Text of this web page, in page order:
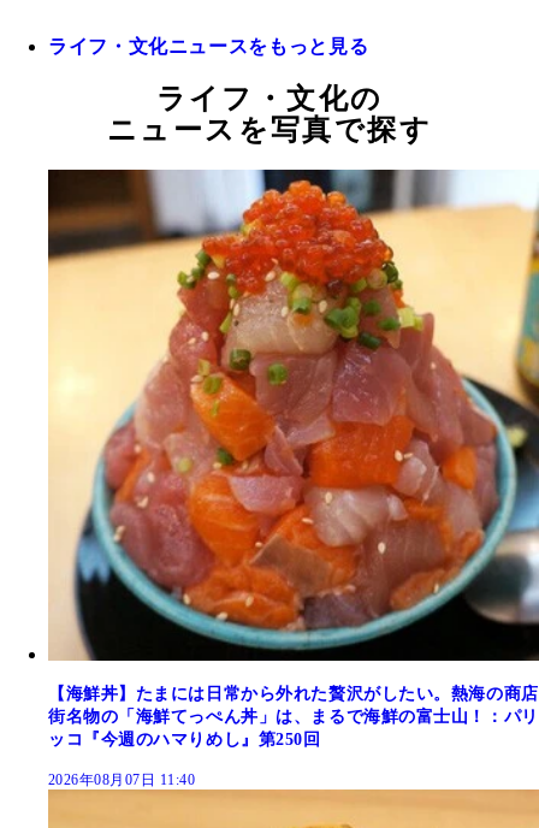
ライフ・文化ニュースをもっと見る
ライフ・文化の
ニュースを写真で探す
【海鮮丼】たまには日常から外れた贅沢がしたい。熱海の商店
街名物の「海鮮てっぺん丼」は、まるで海鮮の富士山！：パリ
ッコ『今週のハマりめし』第250回
2026年08月07日 11:40